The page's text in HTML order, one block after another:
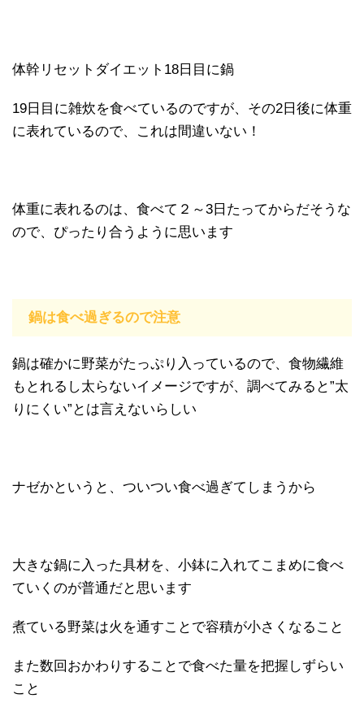
体幹リセットダイエット18日目に鍋
19日目に雑炊を食べているのですが、その2日後に体重
に表れているので、これは間違いない！
体重に表れるのは、食べて２～3日たってからだそうな
ので、ぴったり合うように思います
鍋は食べ過ぎるので注意
鍋は確かに野菜がたっぷり入っているので、食物繊維
もとれるし太らないイメージですが、調べてみると”太
りにくい”とは言えないらしい
ナゼかというと、ついつい食べ過ぎてしまうから
大きな鍋に入った具材を、小鉢に入れてこまめに食べ
ていくのが普通だと思います
煮ている野菜は火を通すことで容積が小さくなること
また数回おかわりすることで食べた量を把握しずらい
こと